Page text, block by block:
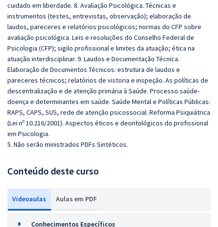
cuidado em liberdade. 8. Avaliação Psicológica. Técnicas e
instrumentos (testes, entrevistas, observação); elaboração de
laudos, pareceres e relatórios psicológicos; normas do CFP sobre
avaliação psicológica. Leis e resoluções do Conselho Federal de
Psicologia (CFP); sigilo profissional e limites da atuação; ética na
atuação interdisciplinar. 9. Laudos e Documentação Técnica.
Elaboração de Documentos Técnicos: estrutura de laudos e
pareceres técnicos; relatórios de vistoria e inspeção. As políticas de
descentralização e de atenção primária à Saúde. Processo saúde-
doença e determinantes em saúde. Saúde Mental e Políticas Públicas:
RAPS, CAPS, SUS, rede de atenção psicossocial. Reforma Psiquiátrica
(Lei nº 10.216/2001). Aspectos éticos e deontológicos do profissional
em Psicologia.
5. Não serão ministrados PDFs Sintéticos.
Conteúdo deste curso
Videoaulas Aulas em PDF
Conhecimentos Específicos